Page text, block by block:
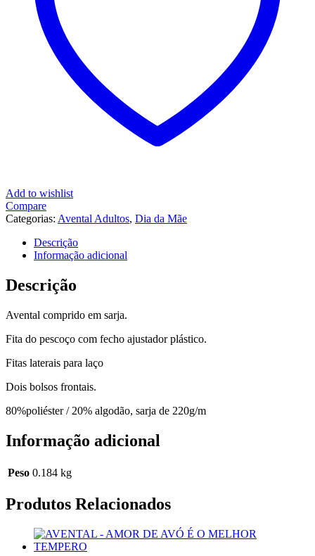
Add to wishlist
Compare
Categorias: Avental Adultos, Dia da Mãe
Descrição
Informação adicional
Descrição
Avental comprido em sarja.
Fita do pescoço com fecho ajustador plástico.
Fitas laterais para laço
Dois bolsos frontais.
80%poliéster / 20% algodão, sarja de 220g/m
Informação adicional
Peso 0.184 kg
Produtos Relacionados